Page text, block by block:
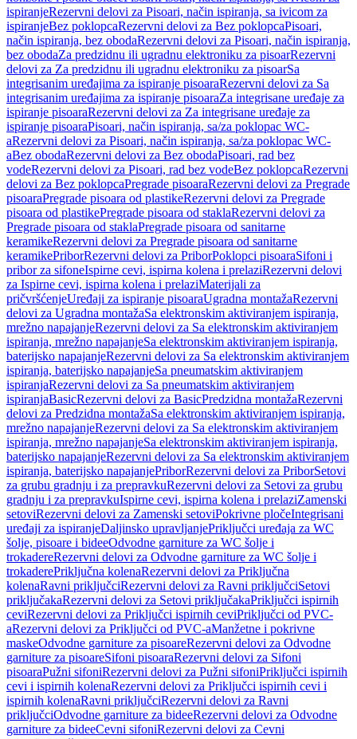
ispiranjeRezervni delovi za Pisoari, način ispiranja, sa ivicom za
ispiranjeBez poklopcaRezervni delovi za Bez poklopcaPisoari,
način ispiranja, bez obodaRezervni delovi za Pisoari, način ispiranja,
bez obodaZa predzidnu ili ugradnu elektroniku za pisoarRezervni
delovi za Za predzidnu ili ugradnu elektroniku za pisoarSa
integrisanim uređajima za ispiranje pisoaraRezervni delovi za Sa
integrisanim uređajima za ispiranje pisoaraZa integrisane uređaje za
ispiranje pisoaraRezervni delovi za Za integrisane uređaje za
ispiranje pisoaraPisoari, način ispiranja, sa/za poklopac WC-
aRezervni delovi za Pisoari, način ispiranja, sa/za poklopac WC-
aBez obodaRezervni delovi za Bez obodaPisoari, rad bez
vodeRezervni delovi za Pisoari, rad bez vodeBez poklopcaRezervni
delovi za Bez poklopcaPregrade pisoaraRezervni delovi za Pregrade
pisoaraPregrade pisoara od plastikeRezervni delovi za Pregrade
pisoara od plastikePregrade pisoara od staklaRezervni delovi za
Pregrade pisoara od staklaPregrade pisoara od sanitarne
keramikeRezervni delovi za Pregrade pisoara od sanitarne
keramikePriborRezervni delovi za PriborPoklopci pisoaraSifoni i
pribor za sifoneIspirne cevi, ispirna kolena i prelaziRezervni delovi
za Ispirne cevi, ispirna kolena i prelaziMaterijali za
pričvršćenjeUređaji za ispiranje pisoaraUgradna montažaRezervni
delovi za Ugradna montažaSa elektronskim aktiviranjem ispiranja,
mrežno napajanjeRezervni delovi za Sa elektronskim aktiviranjem
ispiranja, mrežno napajanjeSa elektronskim aktiviranjem ispiranja,
baterijsko napajanjeRezervni delovi za Sa elektronskim aktiviranjem
ispiranja, baterijsko napajanjeSa pneumatskim aktiviranjem
ispiranjaRezervni delovi za Sa pneumatskim aktiviranjem
ispiranjaBasicRezervni delovi za BasicPredzidna montažaRezervni
delovi za Predzidna montažaSa elektronskim aktiviranjem ispiranja,
mrežno napajanjeRezervni delovi za Sa elektronskim aktiviranjem
ispiranja, mrežno napajanjeSa elektronskim aktiviranjem ispiranja,
baterijsko napajanjeRezervni delovi za Sa elektronskim aktiviranjem
ispiranja, baterijsko napajanjePriborRezervni delovi za PriborSetovi
za grubu gradnju i za prepravkuRezervni delovi za Setovi za grubu
gradnju i za prepravkuIspirne cevi, ispirna kolena i prelaziZamenski
setoviRezervni delovi za Zamenski setoviPokrivne pločeIntegrisani
uređaji za ispiranjeDaljinsko upravljanjePriključci uređaja za WC
šolje, pisoare i bideeOdvodne garniture za WC šolje i
trokadereRezervni delovi za Odvodne garniture za WC šolje i
trokaderePriključna kolenaRezervni delovi za Priključna
kolenaRavni priključciRezervni delovi za Ravni priključciSetovi
priključakaRezervni delovi za Setovi priključakaPriključci ispirnih
ceviRezervni delovi za Priključci ispirnih ceviPriključci od PVC-
aRezervni delovi za Priključci od PVC-aManžetne i pokrivne
maskeOdvodne garniture za pisoareRezervni delovi za Odvodne
garniture za pisoareSifoni pisoaraRezervni delovi za Sifoni
pisoaraPužni sifoniRezervni delovi za Pužni sifoniPriključci ispirnih
cevi i ispirnih kolenaRezervni delovi za Priključci ispirnih cevi i
ispirnih kolenaRavni priključciRezervni delovi za Ravni
priključciOdvodne garniture za bideeRezervni delovi za Odvodne
garniture za bideeCevni sifoniRezervni delovi za Cevni